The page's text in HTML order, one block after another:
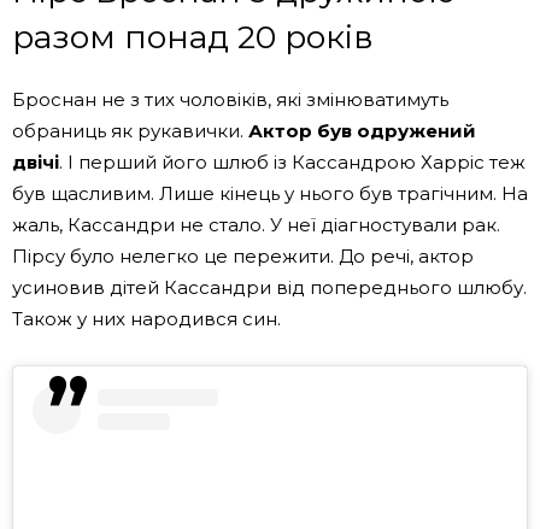
разом понад 20 років
Броснан не з тих чоловіків, які змінюватимуть
обраниць як рукавички. Актор був одружений
двічі. І перший його шлюб із Кассандрою Харріс теж
був щасливим. Лише кінець у нього був трагічним. На
жаль, Кассандри не стало. У неї діагностували рак.
Пірсу було нелегко це пережити. До речі, актор
усиновив дітей Кассандри від попереднього шлюбу.
Також у них народився син.